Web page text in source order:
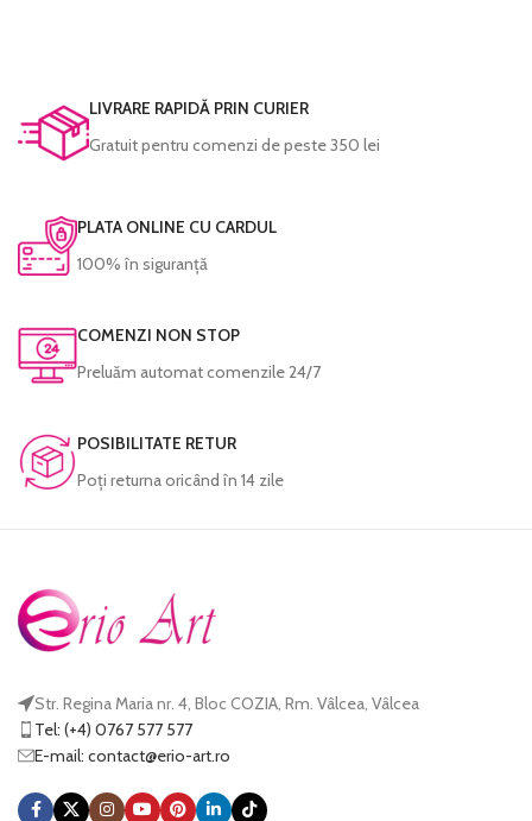
cromatica excelentă și densitatea
maximă pentru negru. Culorile sunt
garantate să reziste perioade foarte
lungi de timp fără a-și pierde din
Fiecare tablou este prelucrat manual și
verificat cu atenție înainte de a fi
expediat.
maximă pentru negru. Culorile sunt
garantate să reziste perioade foarte
Fiecare tablou este prelucrat manual și
LIVRARE RAPIDĂ PRIN CURIER
Gratuit pentru comenzi de peste 350 lei
PLATA ONLINE CU CARDUL
100% în siguranță
COMENZI NON STOP
Preluăm automat comenzile 24/7
POSIBILITATE RETUR
Poţi returna oricând în 14 zile
Str. Regina Maria nr. 4, Bloc COZIA, Rm. Vâlcea, Vâlcea
Tel: (+4) 0767 577 577
E-mail:
or.tra-oire
@tcatnoc